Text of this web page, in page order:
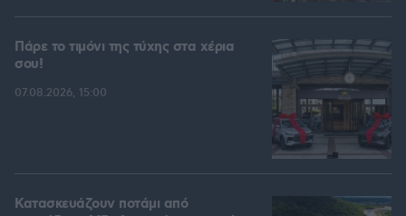
Πάρε το τιμόνι της τύχης στα χέρια
σου!
07.08.2026, 15:00
Κατασκευάζουν ποτάμι από